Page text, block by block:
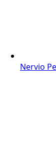
Nervio